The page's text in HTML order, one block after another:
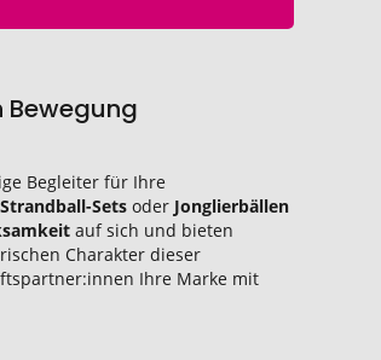
Bewegung
Begleiter für Ihre
Strandball-Sets oder Jonglierbällen
auf sich und bieten
Charakter dieser
Ihre Marke mit